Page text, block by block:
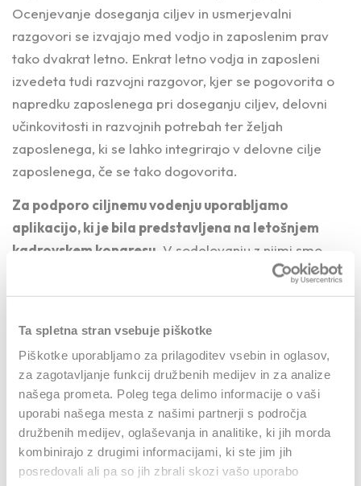
Ta spletna stran vsebuje piškotke
Piškotke uporabljamo za prilagoditev vsebin in oglasov,
za zagotavljanje funkcij družbenih medijev in za analize
našega prometa. Poleg tega delimo informacije o vaši
uporabi našega mesta z našimi partnerji s področja
družbenih medijev, oglaševanja in analitike, ki jih morda
kombinirajo z drugimi informacijami, ki ste jim jih
posredovali ali pa so jih zbrali skozi vašo uporabo
Ocenjevanje doseganja ciljev in usmerjevalni
razgovori se izvajajo med vodjo in zaposlenim prav
tako dvakrat letno. Enkrat letno vodja in zaposleni
izvedeta tudi razvojni razgovor, kjer se pogovorita o
napredku zaposlenega pri doseganju ciljev, delovni
učinkovitosti in razvojnih potrebah ter željah
zaposlenega, ki se lahko integrirajo v delovne cilje
zaposlenega, če se tako dogovorita.
Za podporo ciljnemu vodenju uporabljamo
aplikacijo, ki je bila predstavljena na letošnjem
kadrovskem kongresu. V sodelovanju z njimi smo
postavili sistem osebnih poslovnih načrtov, ki je
sestavljen iz treh ciljnih področij; finančnih ciljev,
definirano utež, ki je odvisna od tega v katerem
sektorju je delavec zaposlen; najvišjo težo finančnih
ciljev imajo zaposleni komercialnega področja,
zaposleni v administrativnih funkcijah pa imajo manjši
vpliv na finančne rezultate, posledično je utež
finančnih ciljev minimalna ali celo izključena. Pri
direktorjih sektorjev in vodij so cilji uteženi na osnovi